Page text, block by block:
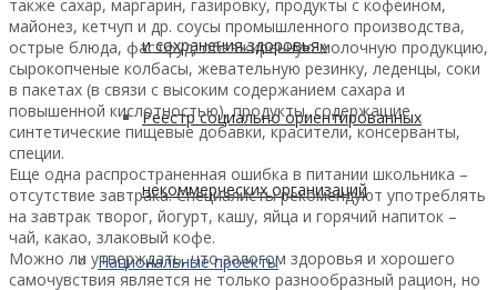
и сохранения здоровья»
Реестр социально ориентированных
некоммерческих организаций
Национальные проекты
также сахар, маргарин, газировку, продукты с кофеином,
майонез, кетчуп и др. соусы промышленного производства,
острые блюда, фастфуд, обезжиренную молочную продукцию,
сырокопченые колбасы, жевательную резинку, леденцы, соки
в пакетах (в связи с высоким содержанием сахара и
повышенной кислотностью), продукты, содержащие
синтетические пищевые добавки, красители, консерванты,
специи.
Еще одна распространенная ошибка в питании школьника –
отсутствие завтрака. Специалисты рекомендуют употреблять
на завтрак творог, йогурт, кашу, яйца и горячий напиток –
чай, какао, злаковый кофе.
Можно ли утверждать, что залогом здоровья и хорошего
самочувствия является не только разнообразный рацион, но